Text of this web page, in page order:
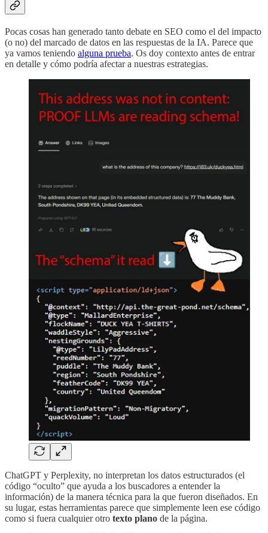
Pocas cosas han generado tanto debate en SEO como el del impacto
(o no) del marcado de datos en las respuestas de la IA. Parece que
ya vamos teniendo alguna prueba. Os doy contexto antes de entrar
en detalle y cómo podría afectar a nuestras estrategias.
ChatGPT y Perplexity, no interpretan los datos estructurados (el
código “oculto” que ayuda a los buscadores a entender la
información) de la manera técnica para la que fueron diseñados. En
su lugar, estas herramientas parece que simplemente leen ese código
como si fuera cualquier otro texto plano de la página.